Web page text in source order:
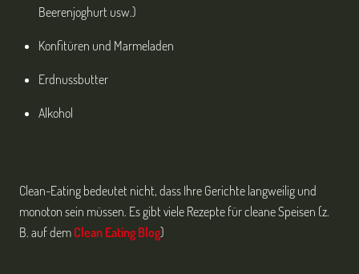
Beerenjoghurt usw.)
Konfitüren und Marmeladen
Erdnussbutter
Alkohol
Clean-Eating bedeutet nicht, dass Ihre Gerichte langweilig und
monoton sein müssen. Es gibt viele Rezepte für cleane Speisen (z.
B. auf dem Clean Eating Blog)